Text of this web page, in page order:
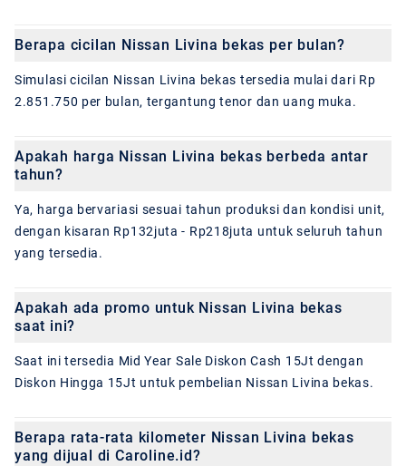
Berapa cicilan Nissan Livina bekas per bulan?
Simulasi cicilan Nissan Livina bekas tersedia mulai dari Rp
2.851.750 per bulan, tergantung tenor dan uang muka.
Apakah harga Nissan Livina bekas berbeda antar
tahun?
Ya, harga bervariasi sesuai tahun produksi dan kondisi unit,
dengan kisaran Rp132juta - Rp218juta untuk seluruh tahun
yang tersedia.
Apakah ada promo untuk Nissan Livina bekas
saat ini?
Saat ini tersedia Mid Year Sale Diskon Cash 15Jt dengan
Diskon Hingga 15Jt untuk pembelian Nissan Livina bekas.
Berapa rata-rata kilometer Nissan Livina bekas
yang dijual di Caroline.id?